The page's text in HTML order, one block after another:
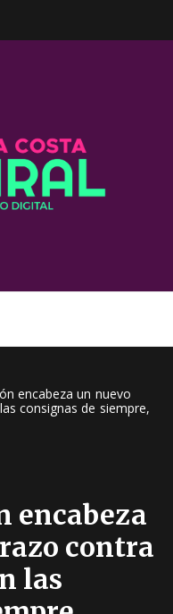
Viral
encabeza un nuevo
consignas de siempre,
encabeza
contra
las